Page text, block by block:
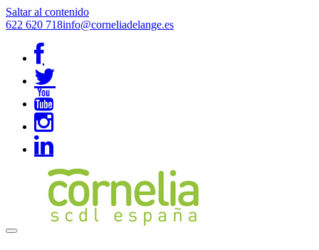
Saltar al contenido
622 620 718info@corneliadelange.es